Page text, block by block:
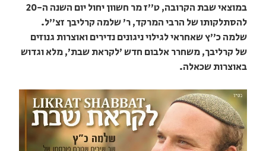
במוצאי שבת הקרובה, ט"ז מר חשוון יחול יום השנה ה-20
להסתלקותו של הרבי המרקד, ר' שלמה קרליבך זצ"ל.
שלמה כ"ץ שאחראי לגילוי ניגונים נדירים ואוצרות גנוזים
של קרליבך, משחרר אלבום חדש 'לקראת שבת', מלא וגדוש
באוצרות שכאלה.